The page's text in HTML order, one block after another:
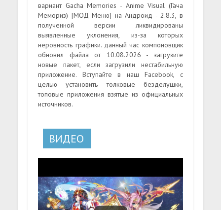
вариант Gacha Memories - Anime Visual (Гача
Мемориз) [МОД Меню] на Андроид - 2.8.3, в
полученной версии ликвидированы
выявленные уклонения, из-за которых
неровность графики. данный час компоновщик
обновил файла от 10.08.2026 - загрузите
новые пакет, если загрузили нестабильную
приложение. Вступайте в наш Facebook, с
целью установить толковые безделушки,
топовые приложения взятые из официальных
источников.
ВИДЕО